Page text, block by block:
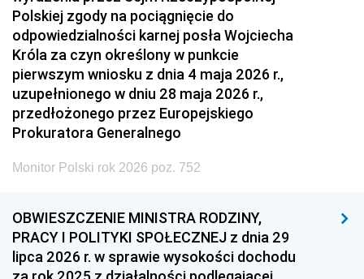
Polskiej zgody na pociągnięcie do
odpowiedzialności karnej posła Wojciecha
Króla za czyn określony w punkcie
pierwszym wniosku z dnia 4 maja 2026 r.,
uzupełnionego w dniu 28 maja 2026 r.,
przedłożonego przez Europejskiego
Prokuratora Generalnego
Monitor Polski rok 2026 poz. 752
OBWIESZCZENIE MINISTRA RODZINY,
PRACY I POLITYKI SPOŁECZNEJ z dnia 29
lipca 2026 r. w sprawie wysokości dochodu